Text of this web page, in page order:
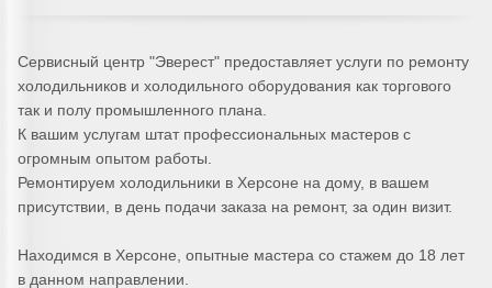
Сервисный центр "Эверест" предоставляет услуги по ремонту
холодильников и холодильного оборудования как торгового
так и полу промышленного плана.
К вашим услугам штат профессиональных мастеров с
огромным опытом работы.
Ремонтируем холодильники в Херсоне на дому, в вашем
присутствии, в день подачи заказа на ремонт, за один визит.
Находимся в Херсоне, опытные мастера со стажем до 18 лет
в данном направлении.